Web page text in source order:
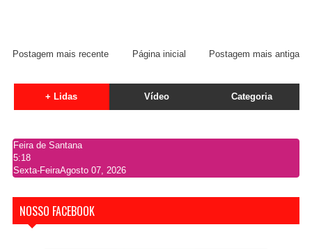
Postagem mais recente Postagem mais antiga
Página inicial
+ Lidas Vídeo Categoria
Feira de Santana
5:18
Sexta-FeiraAgosto 07, 2026
NOSSO FACEBOOK